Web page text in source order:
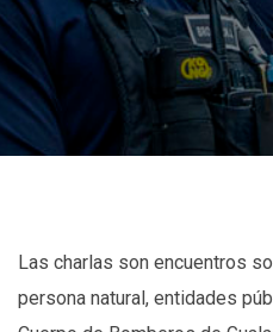
Las charlas son encuentros
persona natural, entidades